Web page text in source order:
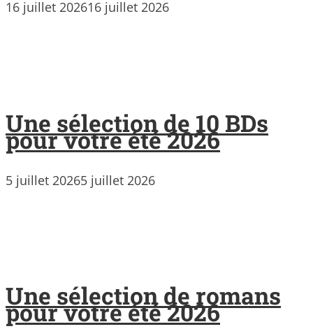
16 juillet 202616 juillet 2026
Une sélection de 10 BDs
pour votre été 2026
5 juillet 20265 juillet 2026
Une sélection de romans
pour votre été 2026